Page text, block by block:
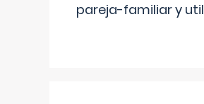
pareja-familiar y util